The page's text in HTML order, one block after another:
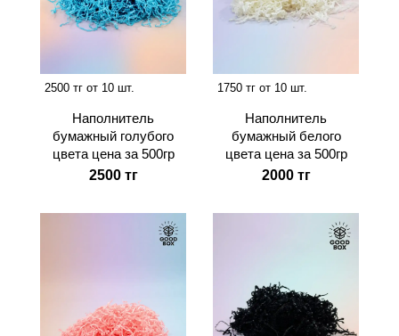
2500 тг от 10 шт.
Наполнитель
бумажный голубого
цвета цена за 500гр
2500 тг
1750 тг от 10 шт.
Наполнитель
бумажный белого
цвета цена за 500гр
2000 тг